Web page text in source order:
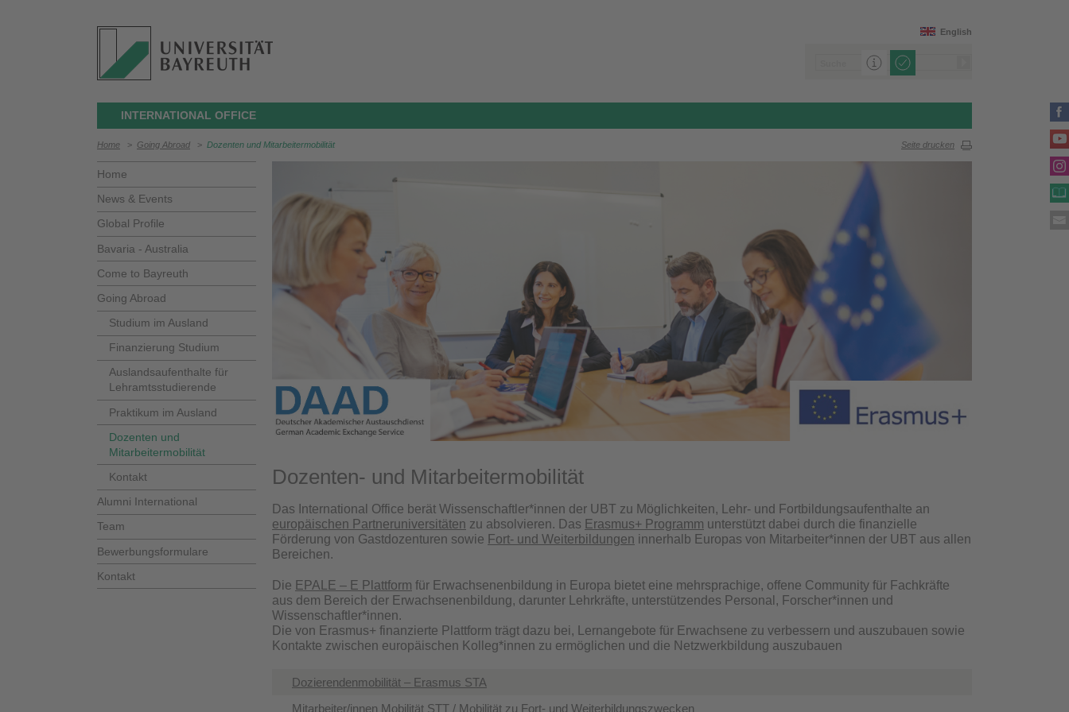
English
INTERNATIONAL OFFICE
Home > Going Abroad > Dozenten und Mitarbeitermobilität Seite drucken
Home
News & Events
Global Profile
Bavaria - Australia
Come to Bayreuth
Going Abroad
Studium im Ausland
Finanzierung Studium
Auslandsaufenthalte für
Lehramtsstudierende
Praktikum im Ausland
Dozenten und
Mitarbeitermobilität
Kontakt
Alumni International
Team
Bewerbungsformulare
Kontakt
Dozenten- und Mitarbeitermobilität
Das International Office berät Wissenschaftler*innen der UBT zu Möglichkeiten, Lehr- und Fortbildungsaufenthalte an
europäischen Partneruniversitäten zu absolvieren. Das Erasmus+ Programm unterstützt dabei durch die finanzielle
Förderung von Gastdozenturen sowie Fort- und Weiterbildungen innerhalb Europas von Mitarbeiter*innen der UBT aus allen
Bereichen.
Die EPALE – E Plattform für Erwachsenenbildung in Europa bietet eine mehrsprachige, offene Community für Fachkräfte
aus dem Bereich der Erwachsenenbildung, darunter Lehrkräfte, unterstützendes Personal, Forscher*innen und
Wissenschaftler*innen.
Die von Erasmus+ finanzierte Plattform trägt dazu bei, Lernangebote für Erwachsene zu verbessern und auszubauen sowie
Kontakte zwischen europäischen Kolleg*innen zu ermöglichen und die Netzwerkbildung auszubauen
Dozierendenmobilität – Erasmus STA
Mitarbeiter/innen Mobilität STT / Mobilität zu Fort- und Weiterbildungszwecken